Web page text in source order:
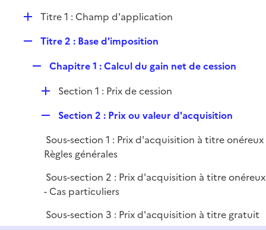
i
e
r
p DTitre 1 : Champ d'application
p
Titre 2 : Base d'imposition
p
e
r
Chapitre 1 : Calcul du gain net de cession
D
i
e
r
Section 1 : Prix de cession
p
l
e
Section 2 : Prix ou valeur d'acquisition
Sous-section 1 : Prix d'acquisition à titre onéreux
Règles générales
Sous-section 2 : Prix d'acquisition à titre onéreux
- Cas particuliers
Sous-section 3 : Prix d'acquisition à titre gratuit